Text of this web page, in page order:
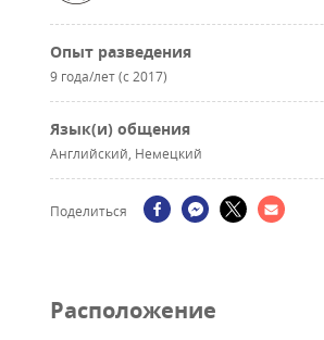
Опыт разведения
9 года/лет (с 2017)
Язык(и) общения
Английский, Немецкий
Поделиться
Pасположение